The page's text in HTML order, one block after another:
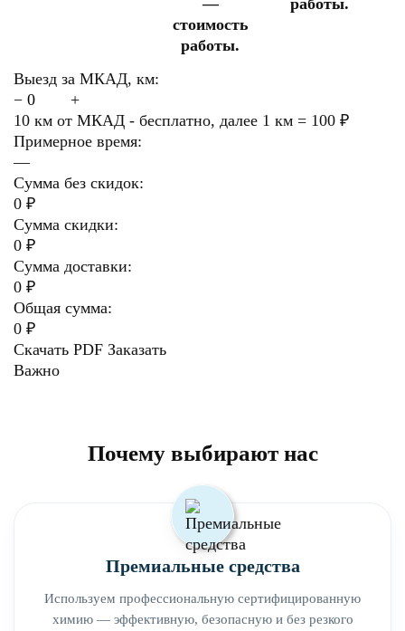
стоимость
работы.
Выезд за МКАД, км:
−
+
10 км от МКАД - бесплатно, далее 1 км = 100 ₽
Примерное время:
—
Сумма без скидок:
0 ₽
Сумма скидки:
0 ₽
Сумма доставки:
0 ₽
Общая сумма:
0 ₽
Скачать PDF Заказать
Важно
Почему выбирают нас
Премиальные средства
Используем профессиональную сертифицированную
химию — эффективную, безопасную и без резкого